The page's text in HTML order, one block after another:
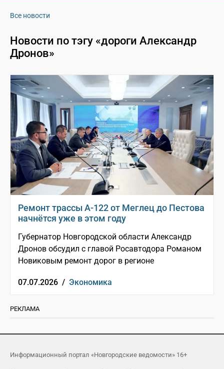
Все новости
Новости по тэгу «дороги Александр
Дронов»
Ремонт трассы А-122 от Меглец до Пестова
начнётся уже в этом году
Губернатор Новгородской области Александр
Дронов обсудил с главой Росавтодора Романом
Новиковым ремонт дорог в регионе
07.07.2026 / Экономика
РЕКЛАМА
Информационный портал «Новгородские ведомости» 16+